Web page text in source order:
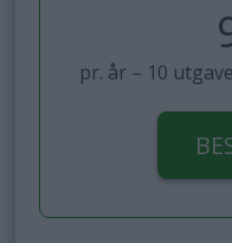
pr. år – 10